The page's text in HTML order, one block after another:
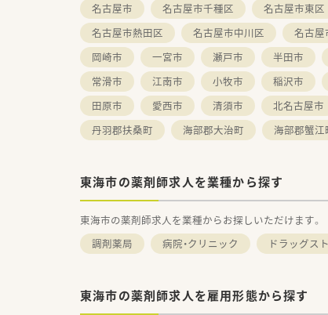
名古屋市
名古屋市千種区 名古屋市東区
名古屋市熱田区
名古屋市中川区 名古屋
岡崎市
一宮市 瀬戸市 半田市
常滑市
江南市 小牧市 稲沢市
田原市
愛西市 清須市 北名古屋市
丹羽郡扶桑町
海部郡大治町 海部郡蟹江
東海市の薬剤師求人を業種から探す
東海市の薬剤師求人を業種からお探しいただけます。
調剤薬局
病院・クリニック ドラッグス
東海市の薬剤師求人を雇用形態から探す